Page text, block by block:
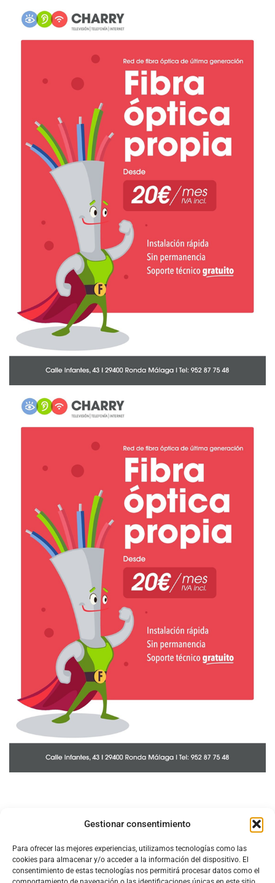
Gestionar consentimiento
Para ofrecer las mejores experiencias, utilizamos tecnologías como las
cookies para almacenar y/o acceder a la información del dispositivo. El
consentimiento de estas tecnologías nos permitirá procesar datos como el